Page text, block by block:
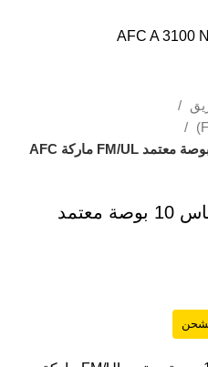
محبس بوابة فالنشة مقاس 10 بوصة معتمد